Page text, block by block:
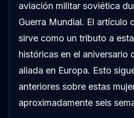
aviación militar soviética
Guerra Mundial. El artículo
sirve como un tributo a
históricas en el aniversario
aliada en Europa. Esto
anteriores sobre estas
aproximadamente seis